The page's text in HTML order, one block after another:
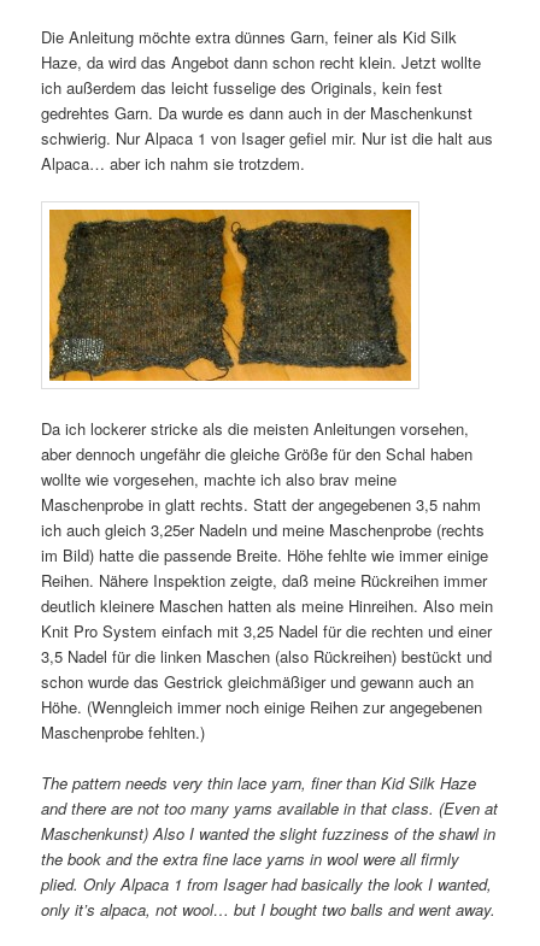
Die Anleitung möchte extra dünnes Garn, feiner als Kid Silk
Haze, da wird das Angebot dann schon recht klein. Jetzt wollte
ich außerdem das leicht fusselige des Originals, kein fest
gedrehtes Garn. Da wurde es dann auch in der Maschenkunst
schwierig. Nur Alpaca 1 von Isager gefiel mir. Nur ist die halt aus
Alpaca… aber ich nahm sie trotzdem.
Da ich lockerer stricke als die meisten Anleitungen vorsehen,
aber dennoch ungefähr die gleiche Größe für den Schal haben
wollte wie vorgesehen, machte ich also brav meine
Maschenprobe in glatt rechts. Statt der angegebenen 3,5 nahm
ich auch gleich 3,25er Nadeln und meine Maschenprobe (rechts
im Bild) hatte die passende Breite. Höhe fehlte wie immer einige
Reihen. Nähere Inspektion zeigte, daß meine Rückreihen immer
deutlich kleinere Maschen hatten als meine Hinreihen. Also mein
Knit Pro System einfach mit 3,25 Nadel für die rechten und einer
3,5 Nadel für die linken Maschen (also Rückreihen) bestückt und
schon wurde das Gestrick gleichmäßiger und gewann auch an
Höhe. (Wenngleich immer noch einige Reihen zur angegebenen
Maschenprobe fehlten.)
The pattern needs very thin lace yarn, finer than Kid Silk Haze
and there are not too many yarns available in that class. (Even at
Maschenkunst) Also I wanted the slight fuzziness of the shawl in
the book and the extra fine lace yarns in wool were all firmly
plied. Only Alpaca 1 from Isager had basically the look I wanted,
only it’s alpaca, not wool… but I bought two balls and went away.